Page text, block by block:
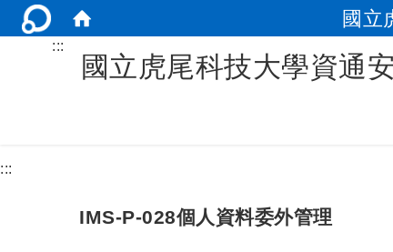
國立
:::
國立虎尾科技大學資通
:::
IMS-P-028個人資料委外管理